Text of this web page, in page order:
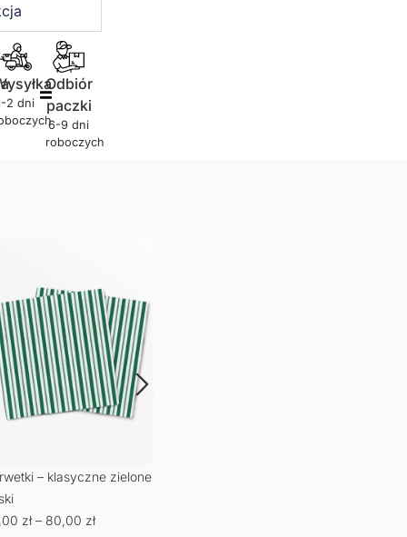
2 dni
Odbiór
paczki
6-9 dni
roboczych
– klasyczne zielone
zł – 80,00 zł